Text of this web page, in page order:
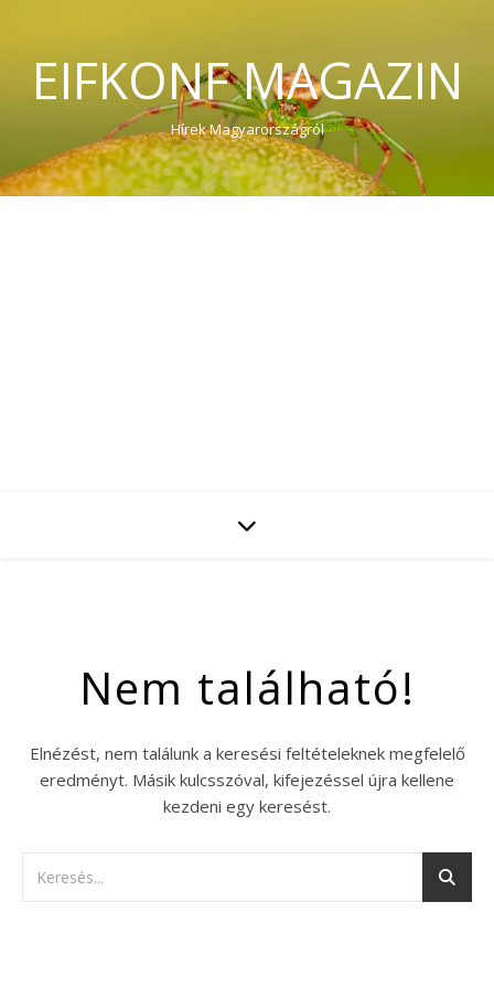
EIFKONF MAGAZIN
Hírek Magyarországról
Nem található!
Elnézést, nem találunk a keresési feltételeknek megfelelő
eredményt. Másik kulcsszóval, kifejezéssel újra kellene
kezdeni egy keresést.